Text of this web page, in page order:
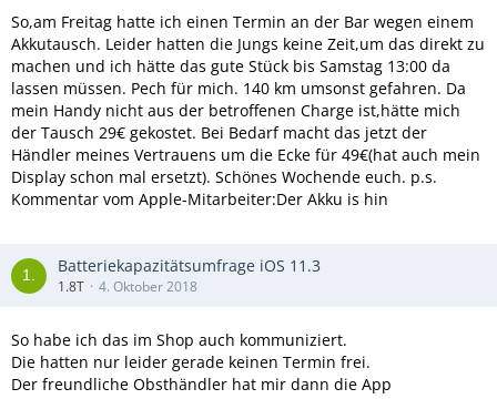
So,am Freitag hatte ich einen Termin an der Bar wegen einem
Akkutausch. Leider hatten die Jungs keine Zeit,um das direkt zu
machen und ich hätte das gute Stück bis Samstag 13:00 da
lassen müssen. Pech für mich. 140 km umsonst gefahren. Da
mein Handy nicht aus der betroffenen Charge ist,hätte mich
der Tausch 29€ gekostet. Bei Bedarf macht das jetzt der
Händler meines Vertrauens um die Ecke für 49€(hat auch mein
Display schon mal ersetzt). Schönes Wochende euch. p.s.
Kommentar vom Apple-Mitarbeiter:Der Akku is hin
Batteriekapazitätsumfrage iOS 11.3
1.8T 4. Oktober 2018
So habe ich das im Shop auch kommuniziert.
Die hatten nur leider gerade keinen Termin frei.
Der freundliche Obsthändler hat mir dann die App